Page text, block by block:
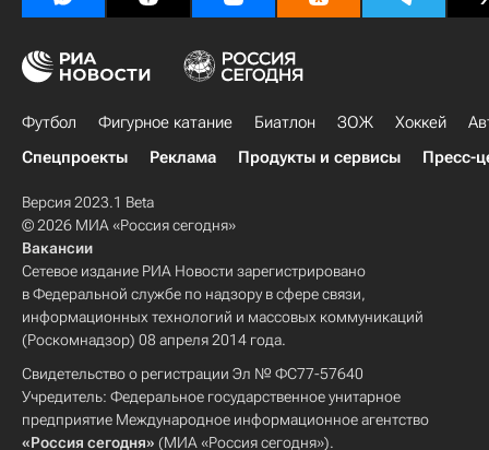
Футбол Фигурное катание Биатлон ЗОЖ Хоккей
Спецпроекты
Реклама Продукты и сервисы Пресс-
Версия 2023.1 Beta
© 2026 МИА «Россия сегодня»
Вакансии
Сетевое издание РИА Новости зарегистрировано
в Федеральной службе по надзору в сфере связи,
информационных технологий и массовых коммуникаций
(Роскомнадзор) 08 апреля 2014 года.
Свидетельство о регистрации Эл № ФС77-57640
Учредитель: Федеральное государственное унитарное
предприятие Международное информационное агентство
«Россия сегодня» (МИА «Россия сегодня»).